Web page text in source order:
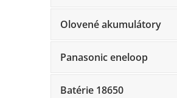
Olovené akumulátory
Panasonic eneloop
Batérie 18650